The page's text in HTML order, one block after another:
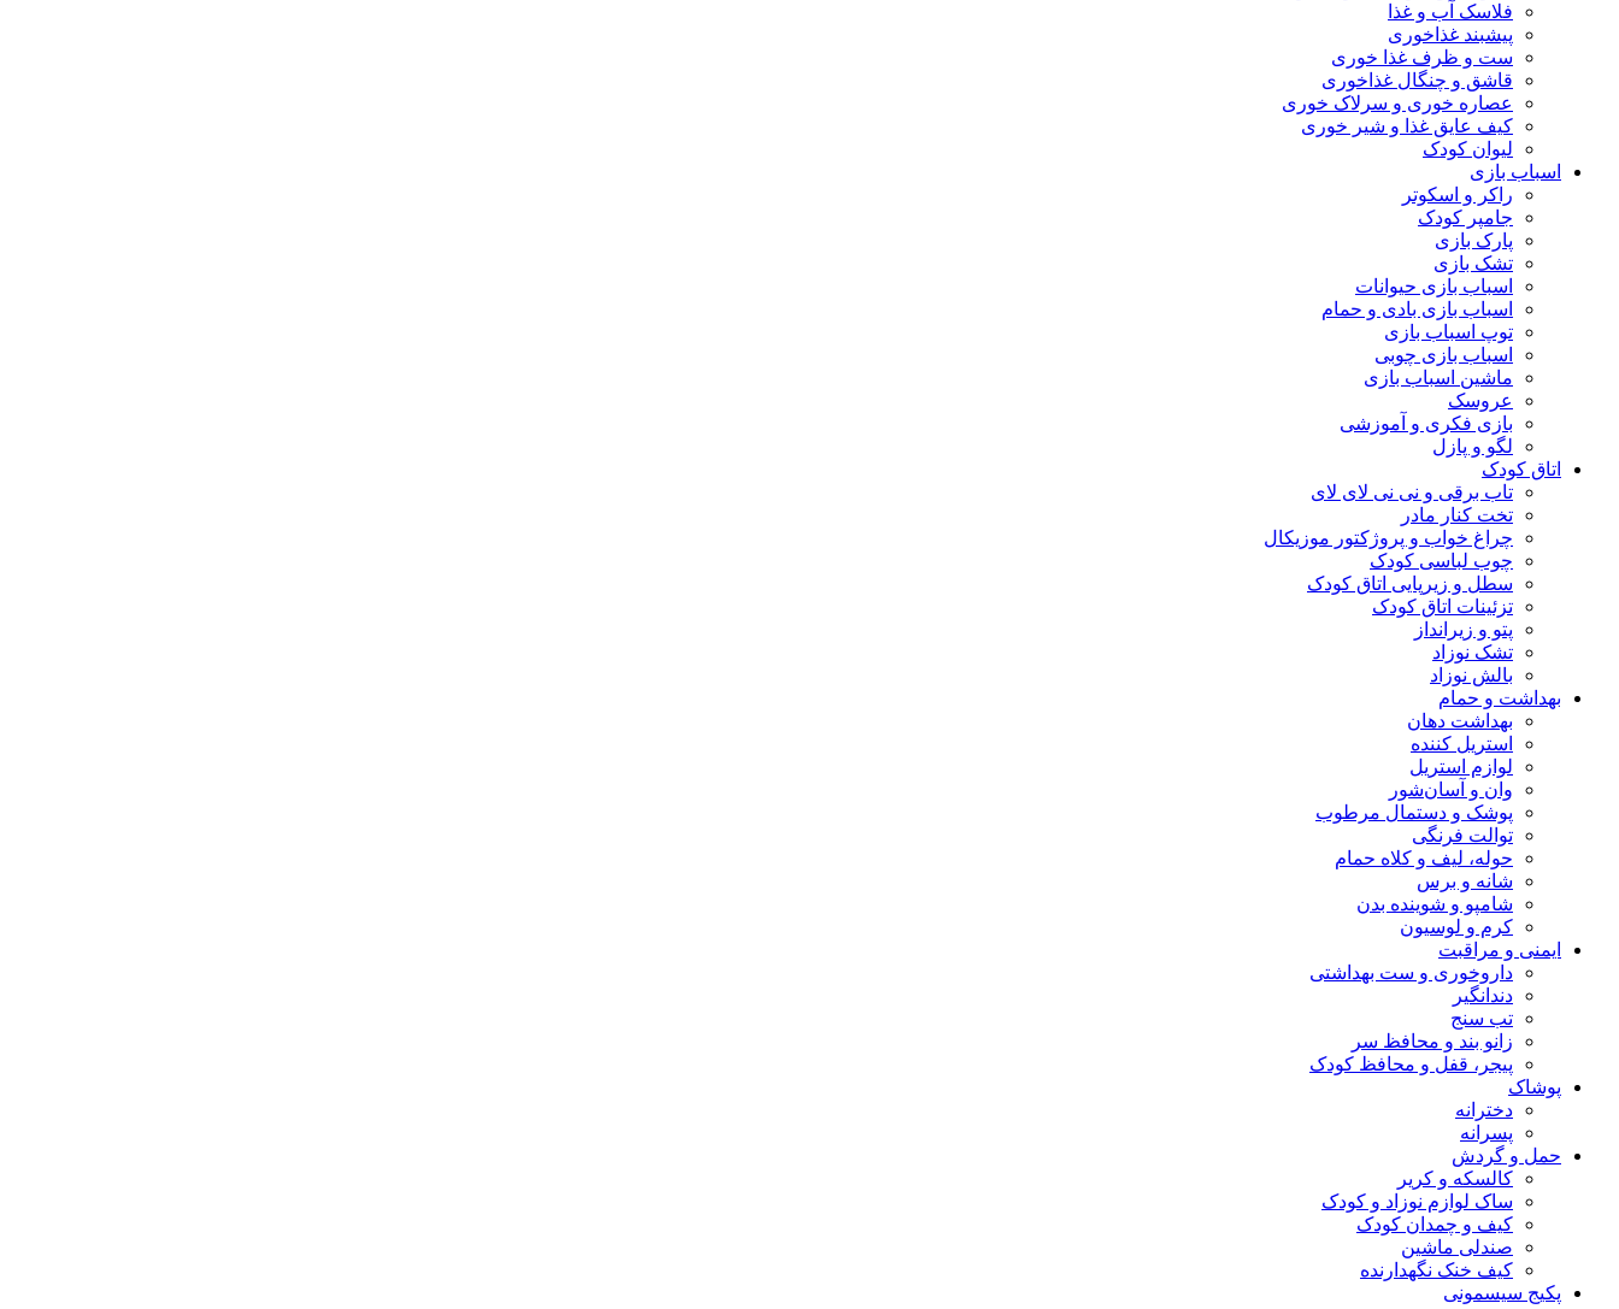
فلاسک آب و غذا
پیشبند غذاخوری
ست و ظرف غذا خوری
قاشق و چنگال غذاخوری
عصاره خوری و سرلاک خوری
کیف عایق غذا و شیر خوری
لیوان کودک
اسباب بازی
راکر و اسکوتر
جامپر کودک
پارک بازی
تشک بازی
اسباب بازی حیوانات
اسباب بازی بادی و حمام
توپ اسباب بازی
اسباب بازی چوبی
ماشین اسباب بازی
عروسک
بازی فکری و آموزشی
لگو و پازل
اتاق کودک
تاب برقی و نی نی لای لای
تخت کنار مادر
چراغ خواب و پروژکتور موزیکال
چوب لباسی کودک
سطل و زیرپایی اتاق کودک
تزئینات اتاق کودک
پتو و زیرانداز
تشک نوزاد
بالش نوزاد
بهداشت و حمام
بهداشت دهان
استریل کننده
لوازم استریل
وان و آسان‌شور
پوشک و دستمال مرطوب
توالت فرنگی
حوله، لیف و کلاه حمام
شانه و برس
شامپو و شوینده بدن
کرم و لوسیون
ایمنی و مراقبت
داروخوری و ست بهداشتی
دندانگیر
تب‌ سنج
زانو بند و محافظ سر
پیجر، قفل و محافظ کودک
پوشاک
دخترانه
پسرانه
حمل و گردش
کالسکه و کریر
ساک لوازم نوزاد و کودک
کیف و چمدان کودک
صندلی ماشین
کیف خنک نگهدارنده
پکیج سیسمونی